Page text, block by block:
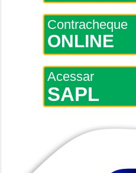
Contracheque
ONLINE
Acessar
SAPL